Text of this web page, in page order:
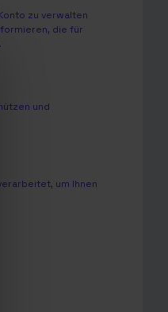
zu verwalten
die für
und
um Ihnen